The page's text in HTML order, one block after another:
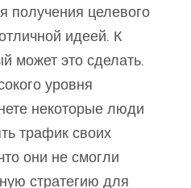
получения целевого
идеей. К
может это сделать.
уровня
некоторые люди
трафик своих
они не смогли
стратегию для